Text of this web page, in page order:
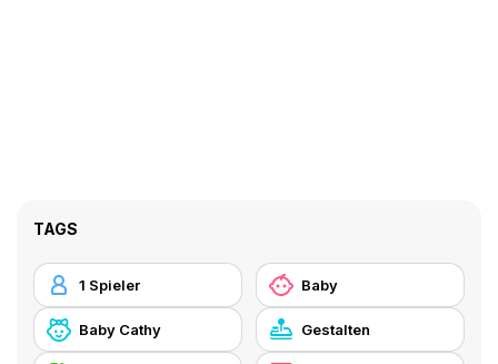
TAGS
1 Spieler Baby
Baby Cathy Gestalten